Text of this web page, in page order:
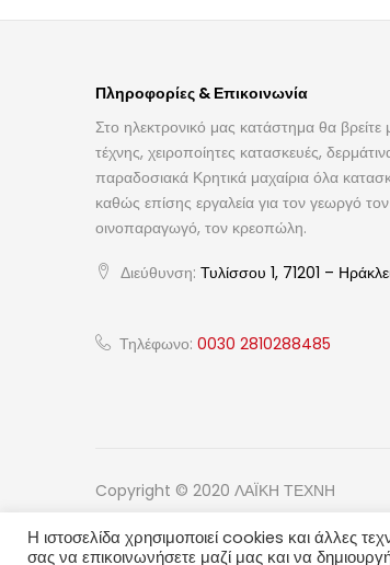
Πληροφορίες & Επικοινωνία
Στο ηλεκτρονικό μας κατάστημα θα βρείτε
τέχνης, χειροποίητες κατασκευές,
παραδοσιακά Κρητικά μαχαίρια όλα
καθώς επίσης εργαλεία για τον γεωργό
οινοπαραγωγό, τον κρεοπώλη.
Διεύθυνση: Τυλίσσου 1, 71201 –
Τηλέφωνο: 0030 2810288485
Copyright © 2020 ΛΑΪΚΗ ΤΕΧΝΗ
Η ιστοσελίδα χρησιμοποιεί cookies και άλλες
σας να επικοινωνήσετε μαζί μας και να